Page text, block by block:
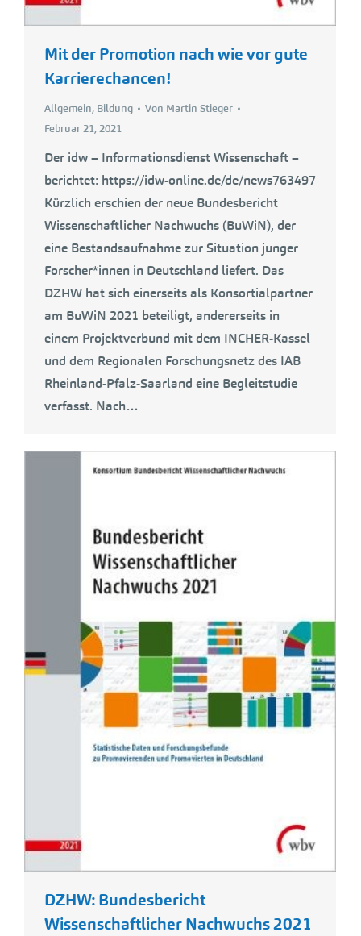
Mit der Promotion nach wie vor gute
Karrierechancen!
Allgemein, Bildung Von Martin Stieger
Februar 21, 2021
Der idw – Informationsdienst Wissenschaft –
berichtet: https://idw-online.de/de/news763497
Kürzlich erschien der neue Bundesbericht
Wissenschaftlicher Nachwuchs (BuWiN), der
eine Bestandsaufnahme zur Situation junger
Forscher*innen in Deutschland liefert. Das
DZHW hat sich einerseits als Konsortialpartner
am BuWiN 2021 beteiligt, andererseits in
einem Projektverbund mit dem INCHER-Kassel
und dem Regionalen Forschungsnetz des IAB
Rheinland-Pfalz-Saarland eine Begleitstudie
verfasst. Nach…
DZHW: Bundesbericht
Wissenschaftlicher Nachwuchs 2021